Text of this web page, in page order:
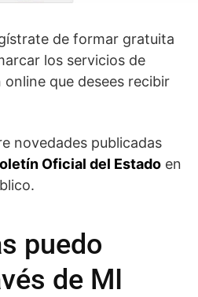
de formar gratuita
los servicios de
que desees recibir
novedades publicadas
Oficial del Estado en
puedo
de MI